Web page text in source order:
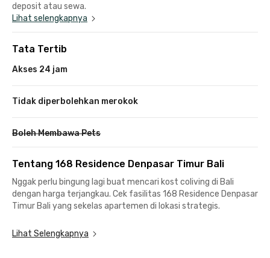
deposit atau sewa.
Lihat selengkapnya
Tata Tertib
Akses 24 jam
Tidak diperbolehkan merokok
Boleh Membawa Pets
Tentang 168 Residence Denpasar Timur Bali
Nggak perlu bingung lagi buat mencari kost coliving di Bali
dengan harga terjangkau. Cek fasilitas 168 Residence Denpasar
Timur Bali yang sekelas apartemen di lokasi strategis.
Kost coliving Denpasar Timur Bali ini diapit kampus, area
perkantoran, hingga fasilitas publik. Hanya 6 menit ke
Lihat Selengkapnya